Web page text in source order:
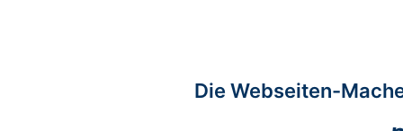
Die Webseiten-